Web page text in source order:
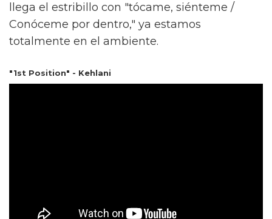
llega el estribillo con "tócame, siénteme /
Conóceme por dentro," ya estamos
totalmente en el ambiente.
"1st Position" - Kehlani